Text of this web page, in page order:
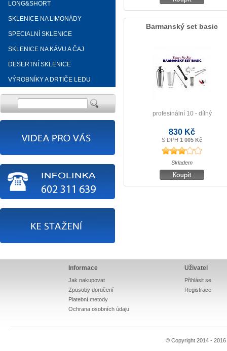
LONG&SHORT
SKLENICE NA LIMONÁDY
SPECIALNÍ SKLENICE
SKLENICE NA KÁVU A ČAJ
DESERTNÍ SKLENICE
VÝROBNÍKY A DRTIČE LEDU
Barmanský set basic
profesinální 10 - dílný
830 Kč
S DPH 1 005 Kč
Skladem
Informace
Jak nakupovat
Zpusoby doručení
Platební metody
Ochrana osobních údaju
Uživatel
Přihlásit se
Registrace
© Copyright 2014 - 2016